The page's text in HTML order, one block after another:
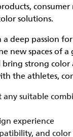
consumer
solutions.
deep passion
spaces of a
strong
the athletes,
any suitable
experience
and